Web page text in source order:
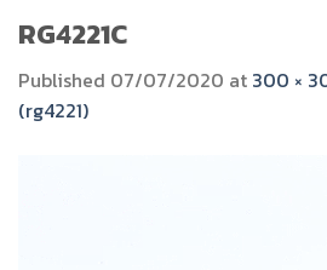
RG4221C
Published 07/07/2020 at 300 ×
(rg4221)